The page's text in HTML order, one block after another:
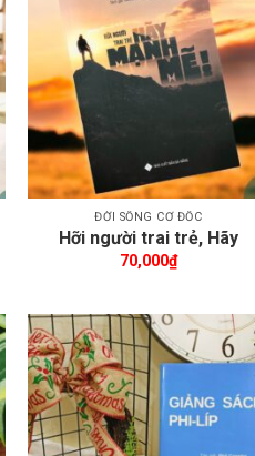
Thêm wishlist
ĐỜI SỐNG CƠ ĐỐC
Hỡi người trai trẻ, Hãy
mạnh mẽ!
70,000₫
Thêm wishlist